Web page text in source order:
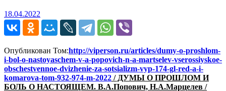
18.04.2022
Опубликован Том:http://viperson.ru/articles/dumy-o-proshlom-
i-bol-o-nastoyaschem-v-a-popovich-n-a-martselev-vserossiyskoe-
obschestvennoe-dvizhenie-za-sotsializm-vyp-174-gl-red-a-i-
komarova-tom-932-974-m-2022 / ДУМЫ О ПРОШЛОМ И
БОЛЬ О НАСТОЯЩЕМ. В.А.Попович, Н.А.Марцелев /